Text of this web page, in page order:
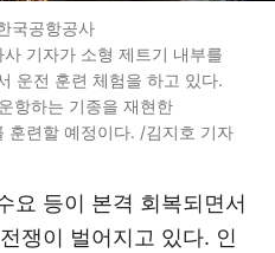
국공항공사
기자가 소형 제트기 내부를
운전 훈련 체험을 하고 있다.
항하는 기종을 재현한
훈련할 예정이다. /김지호 기자
요 등이 본격 회복되면서
쟁이 벌어지고 있다. 인